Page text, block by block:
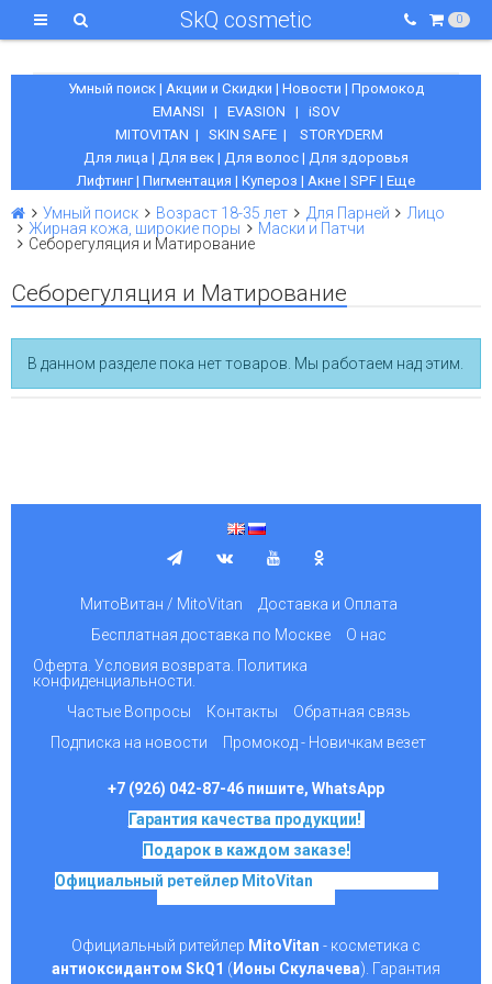
SkQ cosmetic 0
Умный поиск| Акции и Скидки | Новости | Промокод
EMANSI | EVASION | iSOV
MITOVITAN | SKIN SAFE | STORYDERM
Для лица | Для век | Для волос | Для здоровья
Лифтинг| Пигментация | Купероз | Акне | SPF | Еще
Умный поиск Возраст 18-35 лет Для Парней
Лицо
Жирная кожа, широкие поры
Маски и Патчи
Себорегуляция и Матирование
Себорегуляция и Матирование
В данном разделе пока нет товаров. Мы работаем над этим.
МитоВитан / MitoVitan
Доставка и Оплата
Бесплатная доставка по Москве
О нас
Оферта. Условия возврата. Политика
конфиденциальности.
Частые Вопросы
Контакты
Обратная связь
Подписка на новости
Промокод - Новичкам везет
+7 (926) 042-87-46 пишите, WhatsApp
Гарантия качества продукции!
Подарок в каждом заказе!
Официальный ретейлер MitoVitan
Официальный ритейлер MitoVitan - косметика с
антиоксидантом SkQ1 ( Ионы Скулачева). Гарантия